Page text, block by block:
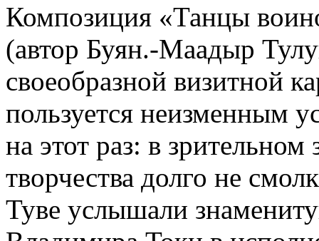
Композиция «Танцы
(автор Буян.-Маадыр
своеобразной визитной
пользуется неизменным
на этот раз: в
творчества долго не
Туве услышали